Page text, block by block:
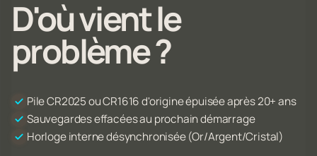
D'où vient le
problème ?
Pile CR2025 ou CR1616 d'origine épuisée après 20+ ans
Sauvegardes effacées au prochain démarrage
Horloge interne désynchronisée (Or/Argent/Cristal)